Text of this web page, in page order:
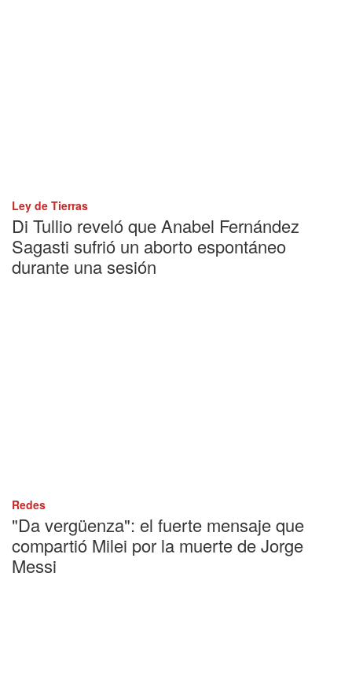
Ley de Tierras
Di Tullio reveló que Anabel Fernández
Sagasti sufrió un aborto espontáneo
durante una sesión
Redes
"Da vergüenza": el fuerte mensaje que
compartió Milei por la muerte de Jorge
Messi